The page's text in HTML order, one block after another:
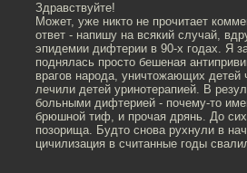
Здравствуйте!
Может, уже никто не прочитает
ответ - напишу на всякий случай,
эпидемии дифтерии в 90-х годах. Я
поднялась просто бешеная
врагов народа, уничтожающих детей
лечили детей уринотерапией. В
больными дифтерией - почему-то
брюшной тиф, и прочая дрянь. До
позорища. Будто снова рухнули в
цичилизация в считанные годы